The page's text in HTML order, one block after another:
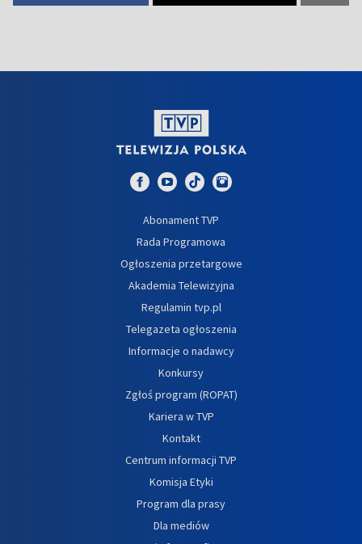
Abonament TVP
Rada Programowa
Ogłoszenia przetargowe
Akademia Telewizyjna
Regulamin tvp.pl
Telegazeta ogłoszenia
Informacje o nadawcy
Konkursy
Zgłoś program (ROPAT)
Kariera w TVP
Kontakt
Centrum informacji TVP
Komisja Etyki
Program dla prasy
Dla mediów